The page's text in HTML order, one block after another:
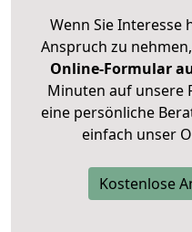
Wenn Sie Interesse
Anspruch zu nehmen,
Online-Formular
Minuten auf unsere
eine persönliche
einfach unser
Kostenlose